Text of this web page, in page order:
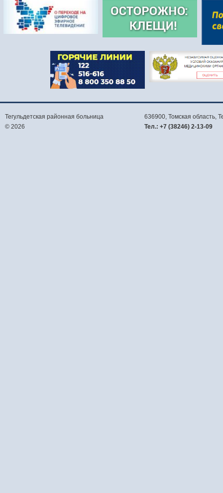
Тегульдетская районная больница
© 2026
636900, Томская область,
Тел.: +7 (38246) 2-13-09